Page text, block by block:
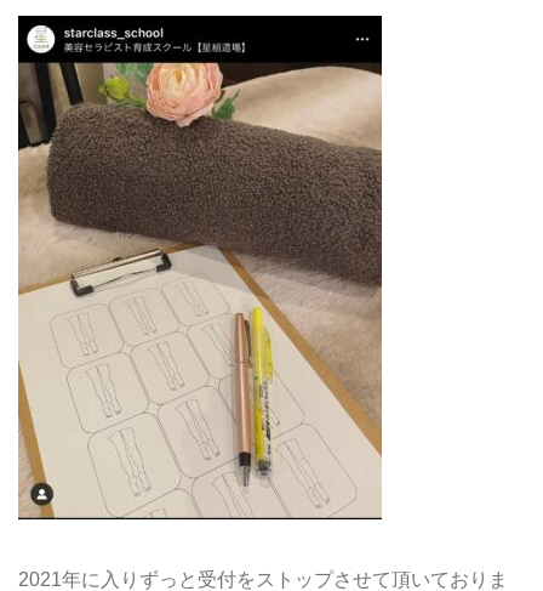
2021年に入りずっと受付をストップさせて頂いておりま